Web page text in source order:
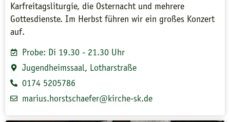
Karfreitagsliturgie, die Osternacht und mehrere
Gottesdienste. Im Herbst führen wir ein großes Konzert
auf.
Probe: Di 19.30 - 21.30 Uhr
Jugendheimssaal, Lotharstraße
0174 5205786
marius.horstschaefer@kirche-sk.de